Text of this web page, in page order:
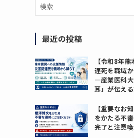
最近の投稿
【令和8年
連死を職域
―産業医科
耳」が伝え
【重要なお
をかたる不
完了と注意